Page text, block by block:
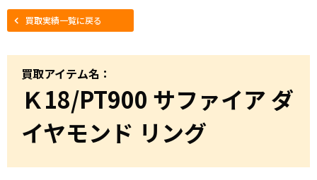
買取実績一覧に戻る
買取アイテム名：
Ｋ18/PT900 サファイア ダ
イヤモンド リング